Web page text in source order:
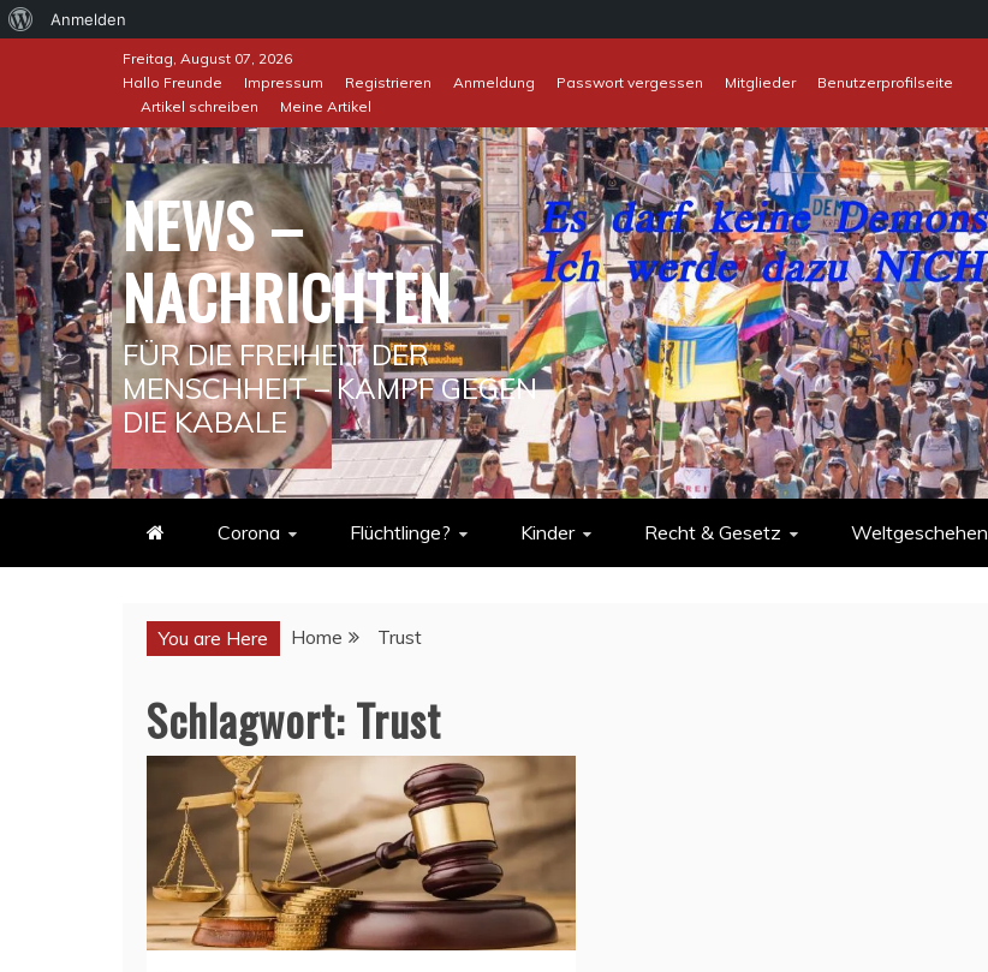
Über
Anmelden
Freitag, August 07, 2026
Hallo Freunde
Impressum Registrieren Anmeldung Passwort vergessen Mitglieder
Benutzerprofilseite
Artikel schreiben
Meine Artikel
NEWS –
NACHRICHTEN
FÜR DIE FREIHEIT DER
MENSCHHEIT – KAMPF GEGEN
DIE KABALE
Corona Flüchtlinge? Kinder Recht & Gesetz Weltgeschehen
You are Here Home Trust
Schlagwort:Trust